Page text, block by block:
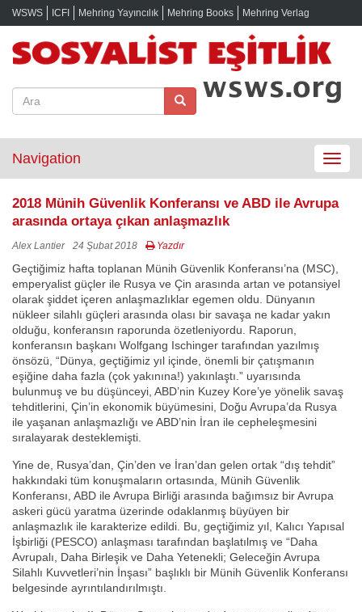
WSWS ICFI Mehring Yayıncılık Mehring Books Mehring Verlag
Toggle
Navigation
2018 Münih Güvenlik Konferansı ve ABD ile Avrupa
arasında ortaya çıkan anlaşmazlık
Alex Lantier 24 Şubat 2018 Yazdır
Geçtiğimiz hafta toplanan Münih Güvenlik Konferansı’na (MSC),
emperyalist güçler ile Rusya ve Çin arasında artan ve potansiyel
olarak şiddet içeren anlaşmazlıklar egemen oldu. Dünyanın
nükleer silahlı güçleri arasında olası bir savaşa ne kadar yakın
olduğu, konferansın raporunda özetleniyordu. Raporun,
konferansın başkanı Wolfgang Ischinger tarafından yazılmış
önsözü, “Dünya, geçtiğimiz yıl içinde, önemli bir çatışmanın
eşiğine daha fazla (çok yakınına!) yakınlaştı.” uyarısında
bulunmuş ve bu düşünceyi, ABD’nin Kuzey Kore’ye yönelik savaş
tehditlerini, Çin’in ekonomik büyümesini, Doğu Avrupa’da Rusya
ile yaşanan anlaşmazlığı ve ABD’nin İran ile cepheleşmesini
sıralayarak desteklemişti.
Yine de, Rusya’dan, Çin’den ve İran’dan gelen ortak “dış tehdit”
hakkındaki tüm konuşmaların ortasında, Münih Güvenlik
Konferansı, ABD ile Avrupa Birliği arasında bağımsız bir Avrupa
askeri gücü yaratma üzerinde odaklanmış büyüyen bir
anlaşmazlık ile karakterize edildi. Bu, geçtiğimiz yıl, Kalıcı Yapısal
İşbirliği (PESCO) anlaşması tarafından başlatılmış ve “Daha
Avrupalı, Daha Birleşik ve Daha Yetenekli; Geleceğin Avrupa
Silahlı Kuvvetleri’nin İnşası” başlıklı bir Münih Güvenlik Konferansı
belgesinde ayrıntılandırılmıştı.